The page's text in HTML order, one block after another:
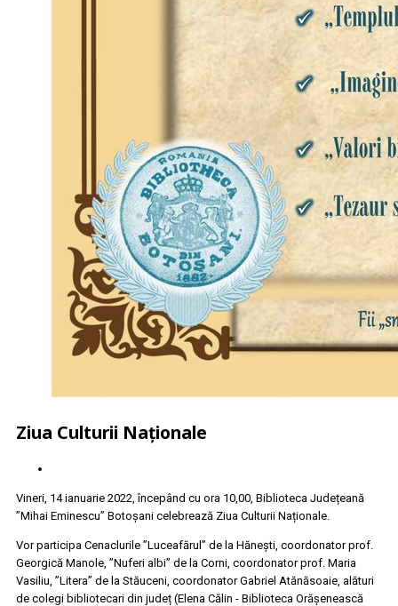
Ziua Culturii Naționale
Vineri, 14 ianuarie 2022, începând cu ora 10,00, Biblioteca Județeană
”Mihai Eminescu” Botoșani celebrează Ziua Culturii Naționale.
Vor participa Cenaclurile ”Luceafărul” de la Hănești, coordonator prof.
Georgică Manole, ”Nuferi albi” de la Corni, coordonator prof. Maria
Vasiliu, ”Litera” de la Stăuceni, coordonator Gabriel Atănăsoaie, alături
de colegi bibliotecari din județ (Elena Călin - Biblioteca Orășenească